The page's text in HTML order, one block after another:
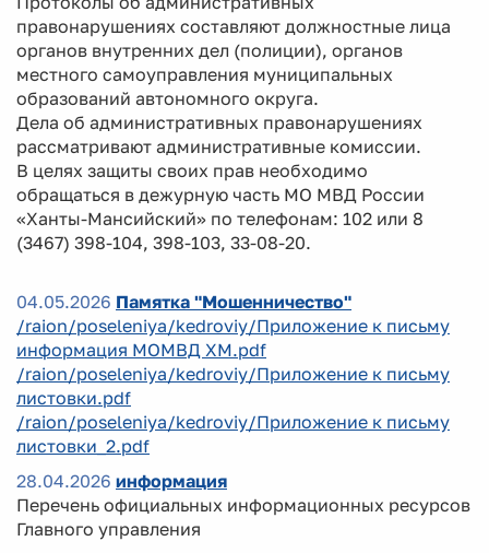
правонарушениях составляют должностные лица
органов внутренних дел (полиции), органов
местного самоуправления муниципальных
образований автономного округа.
Дела об административных правонарушениях
рассматривают административные комиссии.
В целях защиты своих прав необходимо
обращаться в дежурную часть МО МВД России
«Ханты-Мансийский» по телефонам: 102 или 8
(3467) 398-104, 398-103, 33-08-20.
04.05.2026 Памятка "Мошенничество"
/raion/poseleniya/kedroviy/Приложение к письму
информация МОМВД ХМ.pdf
/raion/poseleniya/kedroviy/Приложение к письму
листовки.pdf
/raion/poseleniya/kedroviy/Приложение к письму
листовки_2.pdf
28.04.2026 информация
Перечень официальных информационных ресурсов
Главного управления